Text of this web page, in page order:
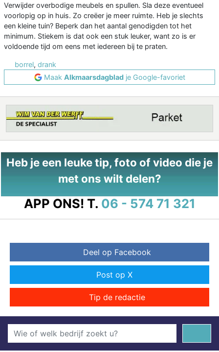
Verwijder overbodige meubels en spullen. Sla deze eventueel
voorlopig op in huis. Zo creëer je meer ruimte. Heb je slechts
een kleine tuin? Beperk dan het aantal genodigden tot het
minimum. Stiekem is dat ook een stuk leuker, want zo is er
voldoende tijd om eens met iedereen bij te praten.
borrel, drank
Maak Alkmaarsdagbladje Google-favoriet
Heb je een leuke tip, foto of video die je
met ons wilt delen?
APP ONS! T. 06 - 574 71 321
Deel op Facebook
Post op X
Tip de redactie